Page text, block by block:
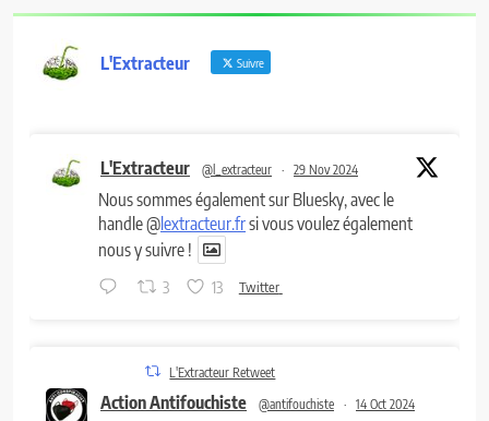
L'Extracteur Suivre
L'Extracteur @l_extracteur · 29 Nov 2024
Nous sommes également sur Bluesky, avec le
handle @lextracteur.frsi vous voulez également
nous y suivre !
3 13 Twitter
L'Extracteur Retweet
Action Antifouchiste @antifouchiste · 14 Oct 2024